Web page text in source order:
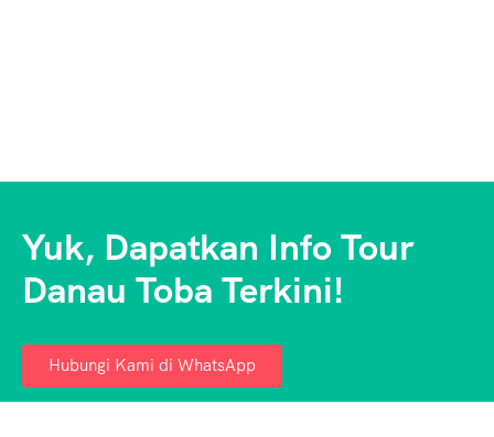
Yuk, Dapatkan Info Tour
Danau Toba Terkini!
Hubungi Kami di WhatsApp